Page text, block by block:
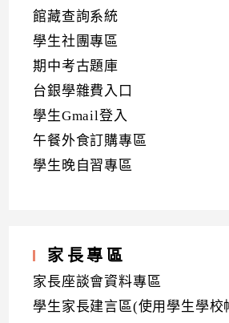
館藏查詢系統
學生社團專區
期中考古題庫
台銀學雜費入口
學生Gmail登入
午餐外食訂購專區
學生晚自習專區
家長專區
家長座談會資料專區
學生家長建言區(使用學生學校